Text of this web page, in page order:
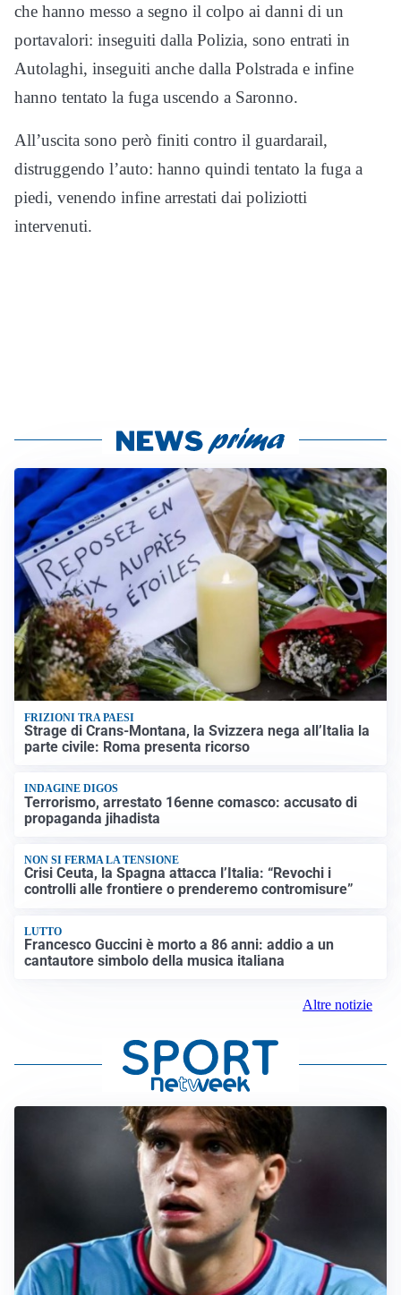
che hanno messo a segno il colpo ai danni di un
portavalori: inseguiti dalla Polizia, sono entrati in
Autolaghi, inseguiti anche dalla Polstrada e infine
hanno tentato la fuga uscendo a Saronno.
All’uscita sono però finiti contro il guardarail,
distruggendo l’auto: hanno quindi tentato la fuga a
piedi, venendo infine arrestati dai poliziotti
intervenuti.
FRIZIONI TRA PAESI
Strage di Crans-Montana, la Svizzera nega all’Italia la
parte civile: Roma presenta ricorso
INDAGINE DIGOS
Terrorismo, arrestato 16enne comasco: accusato di
propaganda jihadista
NON SI FERMA LA TENSIONE
Crisi Ceuta, la Spagna attacca l’Italia: “Revochi i
controlli alle frontiere o prenderemo contromisure”
LUTTO
Francesco Guccini è morto a 86 anni: addio a un
cantautore simbolo della musica italiana
Altre notizie